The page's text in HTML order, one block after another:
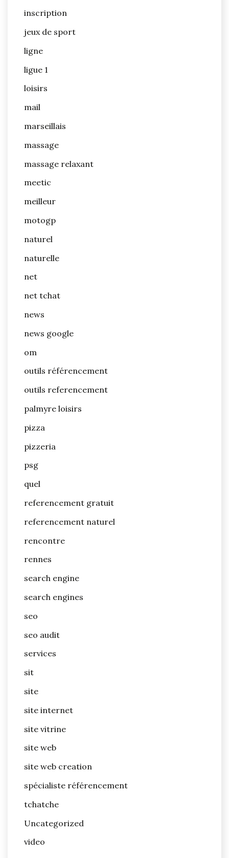
inscription
jeux de sport
ligne
ligue 1
loisirs
mail
marseillais
massage
massage relaxant
meetic
meilleur
motogp
naturel
naturelle
net
net tchat
news
news google
om
outils référencement
outils referencement
palmyre loisirs
pizza
pizzeria
psg
quel
referencement gratuit
referencement naturel
rencontre
rennes
search engine
search engines
seo
seo audit
services
sit
site
site internet
site vitrine
site web
site web creation
spécialiste référencement
tchatche
Uncategorized
video